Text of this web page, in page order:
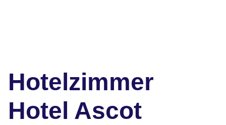
Hotelzimmer
Hotel Ascot